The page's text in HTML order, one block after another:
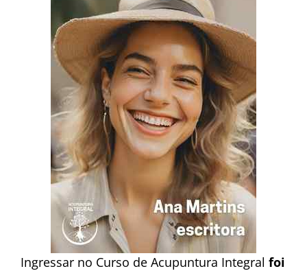
Ingressar no Curso de Acupuntura Integral foi